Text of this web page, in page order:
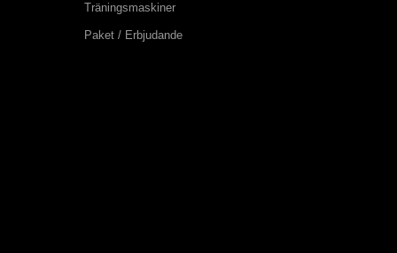
Träningsmaskiner
Paket / Erbjudande